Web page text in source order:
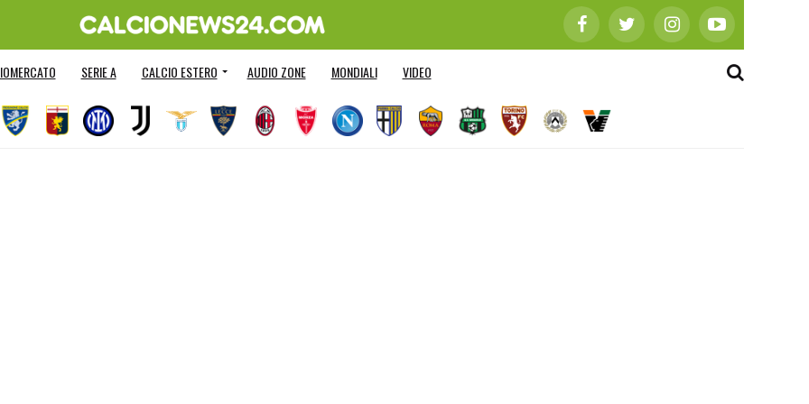
SERIE A CALCIO ESTERO AUDIO ZONE MONDIALI VIDEO